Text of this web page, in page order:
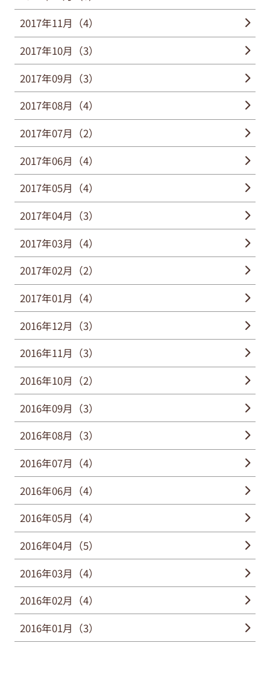
2017年11月（4）
2017年10月（3）
2017年09月（3）
2017年08月（4）
2017年07月（2）
2017年06月（4）
2017年05月（4）
2017年04月（3）
2017年03月（4）
2017年02月（2）
2017年01月（4）
2016年12月（3）
2016年11月（3）
2016年10月（2）
2016年09月（3）
2016年08月（3）
2016年07月（4）
2016年06月（4）
2016年05月（4）
2016年04月（5）
2016年03月（4）
2016年02月（4）
2016年01月（3）